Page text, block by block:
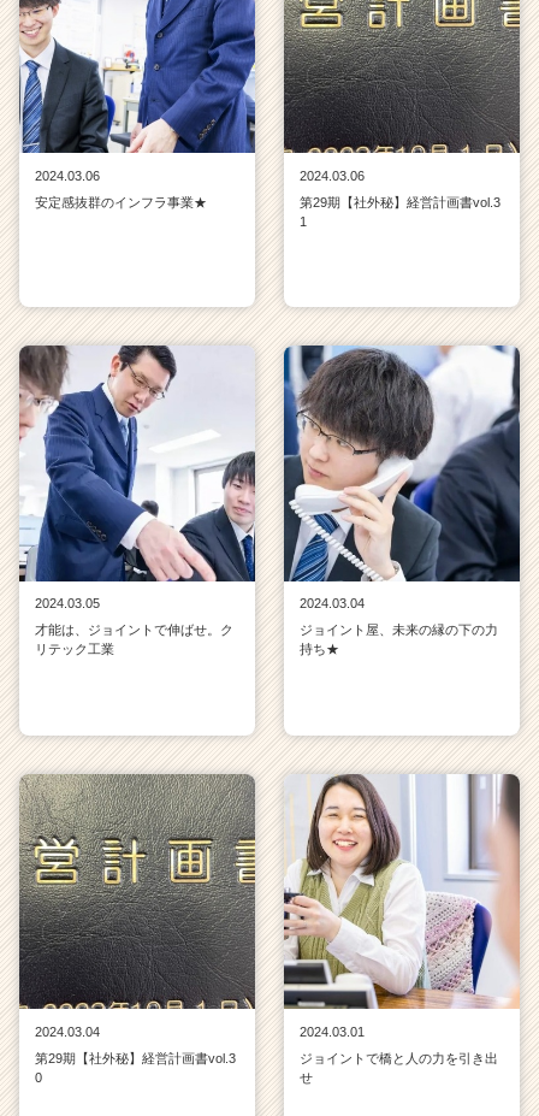
2024.03.06
安定感抜群のインフラ事業★
2024.03.06
第29期【社外秘】経営計画書vol.3
1
2024.03.05
才能は、ジョイントで伸ばせ。ク
リテック工業
2024.03.04
ジョイント屋、未来の縁の下の力
持ち★
2024.03.04
第29期【社外秘】経営計画書vol.3
0
2024.03.01
ジョイントで橋と人の力を引き出
せ